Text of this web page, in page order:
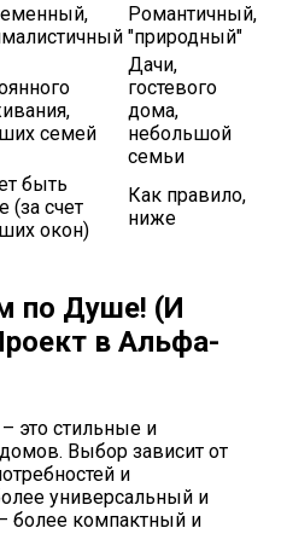
Романтичный,
"природный"
семей
Дачи,
гостевого
дома,
небольшой
семьи
быть
(за счет
окон)
Как правило,
ниже
по Душе! (И
в Альфа-
это стильные и
Выбор зависит от
и
универсальный и
более компактный и